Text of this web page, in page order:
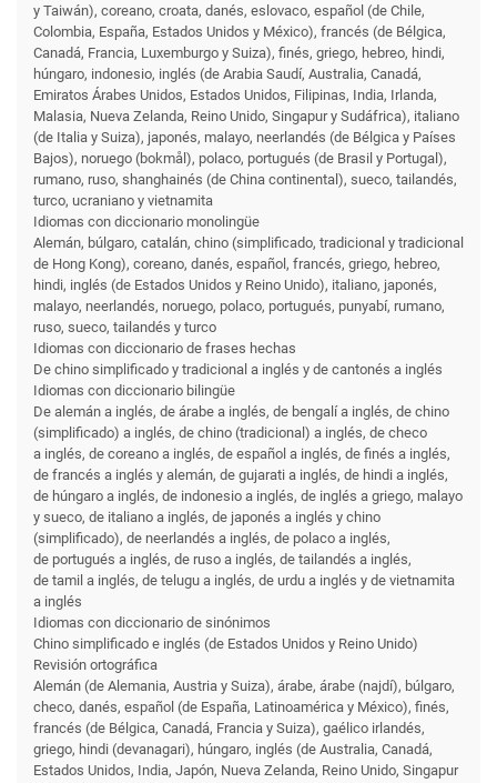
y Taiwán), coreano, croata, danés, eslovaco, español (de Chile,
Colombia, España, Estados Unidos y México), francés (de Bélgica,
Canadá, Francia, Luxemburgo y Suiza), finés, griego, hebreo, hindi,
húngaro, indonesio, inglés (de Arabia Saudí, Australia, Canadá,
Emiratos Árabes Unidos, Estados Unidos, Filipinas, India, Irlanda,
Malasia, Nueva Zelanda, Reino Unido, Singapur y Sudáfrica), italiano
(de Italia y Suiza), japonés, malayo, neerlandés (de Bélgica y Países
Bajos), noruego (bokmål), polaco, portugués (de Brasil y Portugal),
rumano, ruso, shanghainés (de China continental), sueco, tailandés,
turco, ucraniano y vietnamita
Idiomas con diccionario monolingüe
Alemán, búlgaro, catalán, chino (simplificado, tradicional y tradicional
de Hong Kong), coreano, danés, español, francés, griego, hebreo,
hindi, inglés (de Estados Unidos y Reino Unido), italiano, japonés,
malayo, neerlandés, noruego, polaco, portugués, punyabí, rumano,
ruso, sueco, tailandés y turco
Idiomas con diccionario de frases hechas
De chino simplificado y tradicional a inglés y de cantonés a inglés
Idiomas con diccionario bilingüe
De alemán a inglés, de árabe a inglés, de bengalí a inglés, de chino
(simplificado) a inglés, de chino (tradicional) a inglés, de checo
a inglés, de coreano a inglés, de español a inglés, de finés a inglés,
de francés a inglés y alemán, de gujarati a inglés, de hindi a inglés,
de húngaro a inglés, de indonesio a inglés, de inglés a griego, malayo
y sueco, de italiano a inglés, de japonés a inglés y chino
(simplificado), de neerlandés a inglés, de polaco a inglés,
de portugués a inglés, de ruso a inglés, de tailandés a inglés,
de tamil a inglés, de telugu a inglés, de urdu a inglés y de vietnamita
a inglés
Idiomas con diccionario de sinónimos
Chino simplificado e inglés (de Estados Unidos y Reino Unido)
Revisión ortográfica
Alemán (de Alemania, Austria y Suiza), árabe, árabe (najdí), búlgaro,
checo, danés, español (de España, Latinoamérica y México), finés,
francés (de Bélgica, Canadá, Francia y Suiza), gaélico irlandés,
griego, hindi (devanagari), húngaro, inglés (de Australia, Canadá,
Estados Unidos, India, Japón, Nueva Zelanda, Reino Unido, Singapur